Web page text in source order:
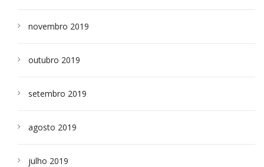
novembro 2019
outubro 2019
setembro 2019
agosto 2019
julho 2019